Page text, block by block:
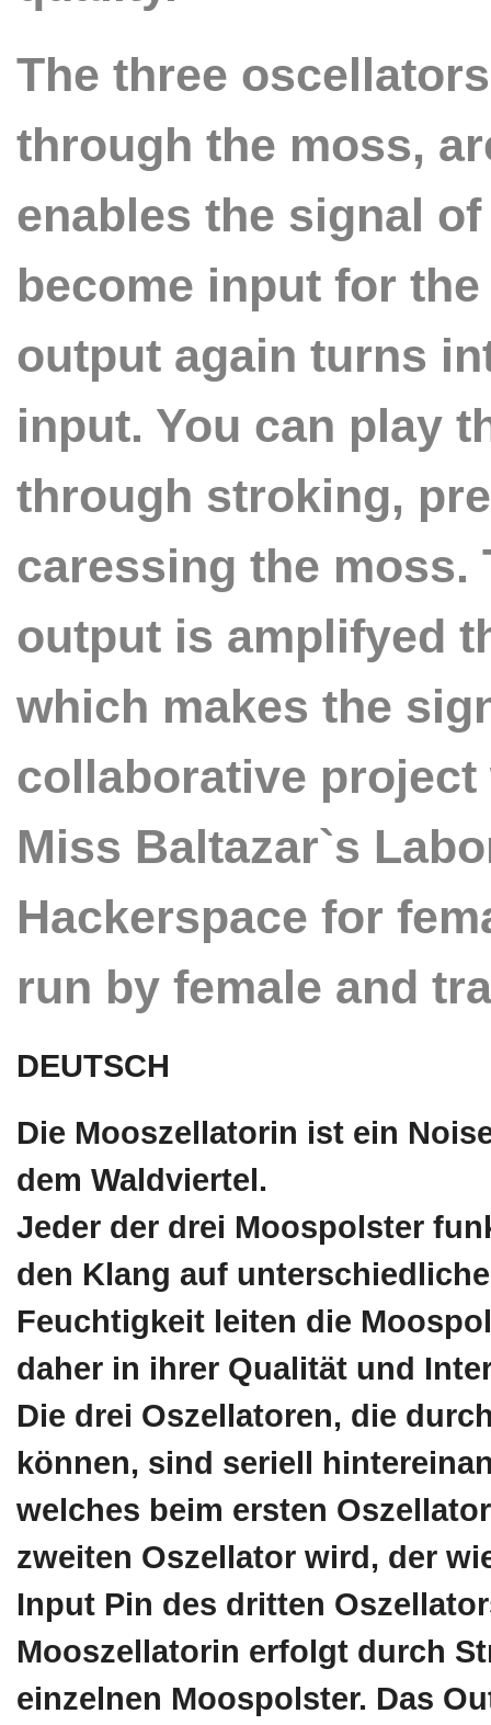
The three
through the moss,
enables the signal
become input for
output again turns
input. You can play
through stroking,
caressing the moss.
output is amplifyed
which makes the
collaborative
Miss Baltazar`s
Hackerspace for
run by female and
DEUTSCH
Die Mooszellatorin ist ein
dem Waldviertel.
Jeder der drei Moospolster
den Klang auf
Feuchtigkeit leiten die
daher in ihrer Qualität und
Die drei Oszellatoren, die
können, sind seriell
welches beim ersten
zweiten Oszellator wird, der
Input Pin des dritten
Mooszellatorin erfolgt durch
einzelnen Moospolster. Das